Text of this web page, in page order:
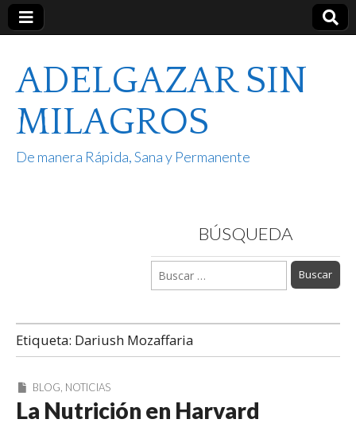
ADELGAZAR SIN
MILAGROS
De manera Rápida, Sana y Permanente
BÚSQUEDA
Buscar:
Etiqueta: Dariush Mozaffaria
BLOG, NOTICIAS
La Nutrición en Harvard